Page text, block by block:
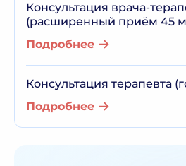
Консультация врача-
(расширенный приём 45
Подробнее
Консультация терапевта
Подробнее